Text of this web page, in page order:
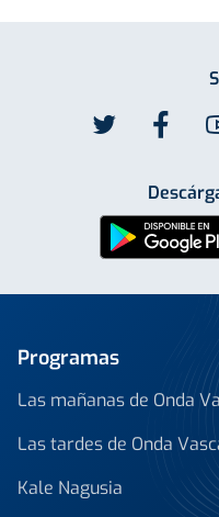
Programas
Las mañanas de Onda
Las tardes de Onda
Kale Nagusia